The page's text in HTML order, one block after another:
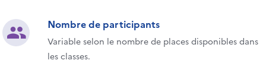
Nombre de participants
Variable selon le nombre de places disponibles dans
les classes.